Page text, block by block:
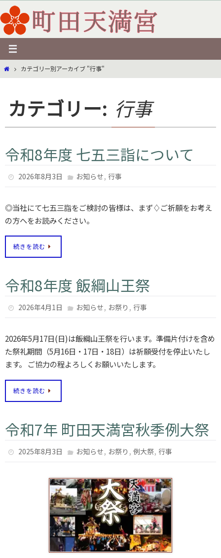
ン
テ
ツ
へ
ホ
ー
カテゴリー別アーカイブ "行事"
カテゴリー: 行事
令和8年度 七五三詣について
2026年8月3日 お知らせ, 行事
◎当社にて七五三詣をご検討の皆様は、まず♢ご祈願をお考え
の方へをお読みください。
続きを読む
令和8年度 飯綱山王祭
2026年4月1日 お知らせ, お祭り , 行事
2026年5月17日(日)は飯綱山王祭を行います。準備片付けを含め
た祭礼期間（5月16日・17日・18日）は祈願受付を停止いたし
ます。 ご協力の程よろしくお願いいたします。
続きを読む
令和7年 町田天満宮秋季例大祭
2025年8月3日 お知らせ, お祭り , 例大祭, 行事